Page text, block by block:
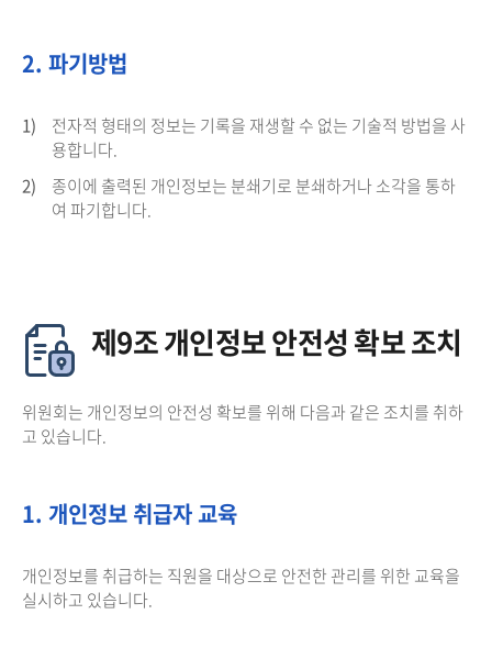
2. 파기방법
1)
전자적 형태의 정보는 기록을 재생할 수 없는 기술적 방법을 사
용합니다.
2)
종이에 출력된 개인정보는 분쇄기로 분쇄하거나 소각을 통하
여 파기합니다.
제9조 개인정보 안전성 확보 조치
위원회는 개인정보의 안전성 확보를 위해 다음과 같은 조치를 취하
고 있습니다.
1. 개인정보 취급자 교육
개인정보를 취급하는 직원을 대상으로 안전한 관리를 위한 교육을
실시하고 있습니다.